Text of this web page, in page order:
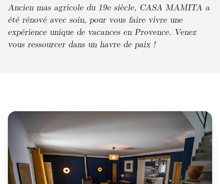
Ancien mas agricole du 19e siècle, CASA MAMITA a
été rénové avec soin, pour vous faire vivre une
expérience unique de vacances en Provence. Venez
vous ressourcer dans un havre de paix !